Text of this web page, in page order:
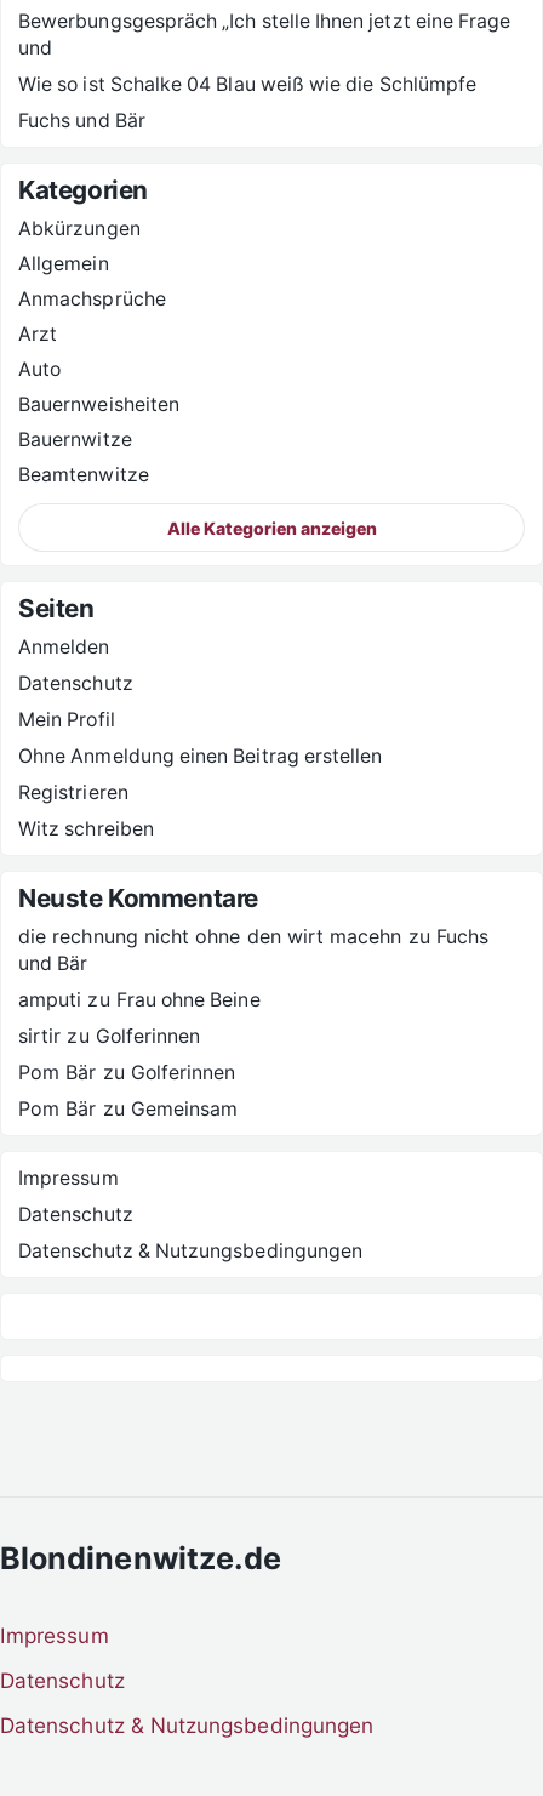
Bewerbungsgespräch „Ich stelle Ihnen jetzt eine Frage
und
Wie so ist Schalke 04 Blau weiß wie die Schlümpfe
Fuchs und Bär
Kategorien
Abkürzungen
Allgemein
Anmachsprüche
Arzt
Auto
Bauernweisheiten
Bauernwitze
Beamtenwitze
Alle Kategorien anzeigen
Seiten
Anmelden
Datenschutz
Mein Profil
Ohne Anmeldung einen Beitrag erstellen
Registrieren
Witz schreiben
Neuste Kommentare
die rechnung nicht ohne den wirt macehn zu Fuchs
und Bär
amputi zu Frau ohne Beine
sirtir zu Golferinnen
Pom Bär zu Golferinnen
Pom Bär zu Gemeinsam
Impressum
Datenschutz
Datenschutz & Nutzungsbedingungen
Blondinenwitze.de
Impressum
Datenschutz
Datenschutz & Nutzungsbedingungen